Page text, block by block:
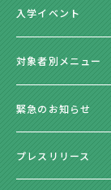
入学イベント
対象者別メニュー
緊急のお知らせ
プレスリリース